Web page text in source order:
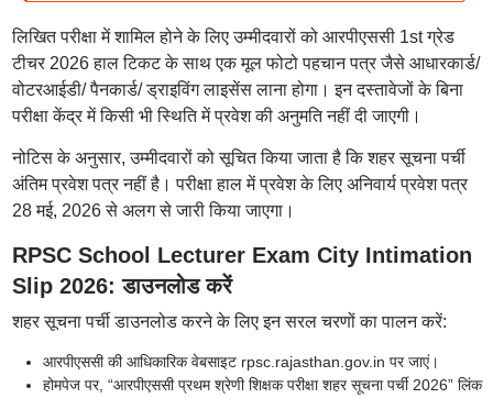
लिखित परीक्षा में शामिल होने के लिए उम्मीदवारों को आरपीएससी 1st ग्रेड
टीचर 2026 हाल टिकट के साथ एक मूल फोटो पहचान पत्र जैसे आधारकार्ड/
वोटरआईडी/ पैनकार्ड/ ड्राइविंग लाइसेंस लाना होगा। इन दस्तावेजों के बिना
परीक्षा केंद्र में किसी भी स्थिति में प्रवेश की अनुमति नहीं दी जाएगी।
नोटिस के अनुसार, उम्मीदवारों को सूचित किया जाता है कि शहर सूचना पर्ची
अंतिम प्रवेश पत्र नहीं है। परीक्षा हाल में प्रवेश के लिए अनिवार्य प्रवेश पत्र
28 मई, 2026 से अलग से जारी किया जाएगा।
RPSC School Lecturer Exam City Intimation
Slip 2026: डाउनलोड करें
शहर सूचना पर्ची डाउनलोड करने के लिए इन सरल चरणों का पालन करें:
आरपीएससी की आधिकारिक वेबसाइट rpsc.rajasthan.gov.in पर जाएं।
होमपेज पर, “आरपीएससी प्रथम श्रेणी शिक्षक परीक्षा शहर सूचना पर्ची 2026” लिंक